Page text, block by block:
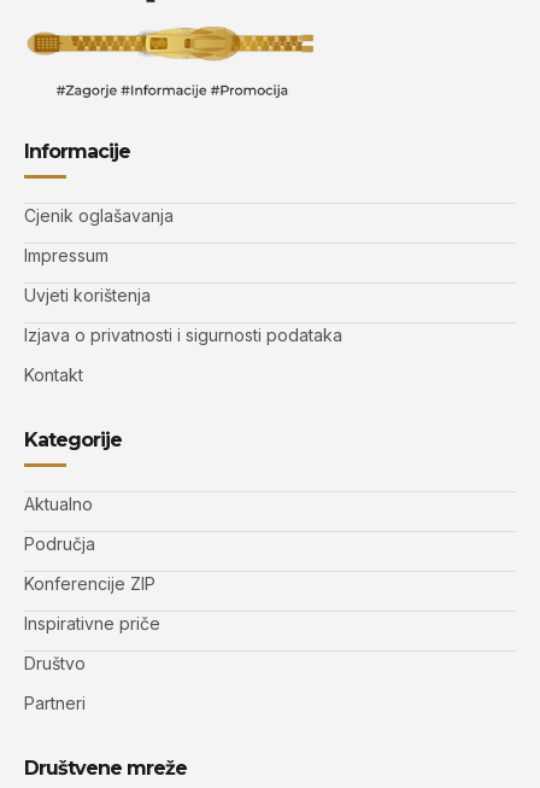
Informacije
Cjenik oglašavanja
Impressum
Uvjeti korištenja
Izjava o privatnosti i sigurnosti podataka
Kontakt
Kategorije
Aktualno
Područja
Konferencije ZIP
Inspirativne priče
Društvo
Partneri
Društvene mreže